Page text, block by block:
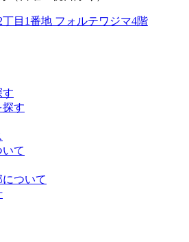
目1番地 フォルテワジマ4階
す
探す
て
ついて